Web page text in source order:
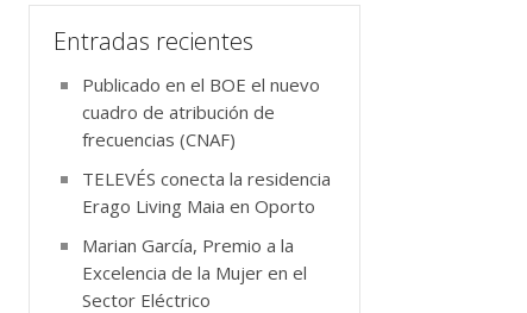
Entradas recientes
Publicado en el BOE el nuevo
cuadro de atribución de
frecuencias (CNAF)
TELEVÉS conecta la residencia
Erago Living Maia en Oporto
Marian García, Premio a la
Excelencia de la Mujer en el
Sector Eléctrico